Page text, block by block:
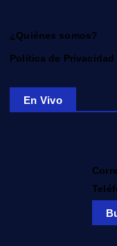
¿Quiénes somos?
Política de Privacidad
En Vivo